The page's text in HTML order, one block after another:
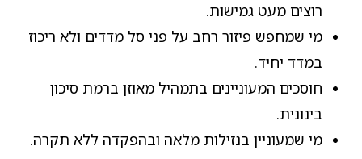
רוצים מעט גמישות.
מי שמחפש פיזור רחב על פני סל מדדים ולא ריכוז
במדד יחיד.
חוסכים המעוניינים בתמהיל מאוזן ברמת סיכון
בינונית.
מי שמעוניין בנזילות מלאה ובהפקדה ללא תקרה.